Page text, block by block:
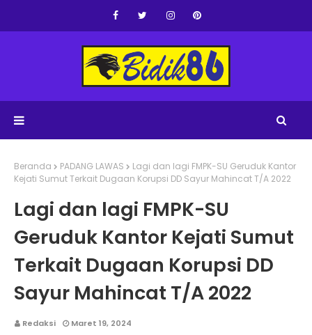
Beranda PADANG LAWAS
Lagi dan lagi FMPK-SU Geruduk Kantor
Kejati Sumut Terkait Dugaan Korupsi DD Sayur Mahincat T/A 2022
Lagi dan lagi FMPK-SU
Geruduk Kantor Kejati Sumut
Terkait Dugaan Korupsi DD
Sayur Mahincat T/A 2022
Redaksi Maret 19, 2024